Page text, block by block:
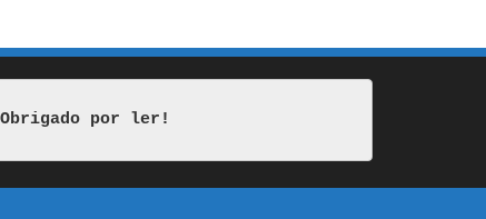
Obrigado por ler!